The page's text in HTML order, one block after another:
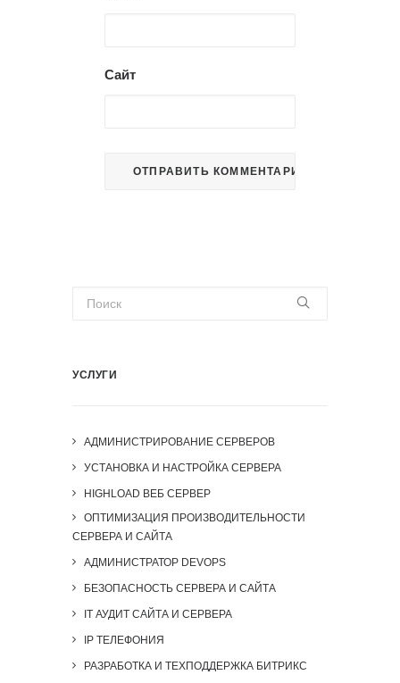
Сайт
УСЛУГИ
АДМИНИСТРИРОВАНИЕ СЕРВЕРОВ
УСТАНОВКА И НАСТРОЙКА СЕРВЕРА
HIGHLOAD ВЕБ СЕРВЕР
ОПТИМИЗАЦИЯ ПРОИЗВОДИТЕЛЬНОСТИ
СЕРВЕРА И САЙТА
АДМИНИСТРАТОР DEVOPS
БЕЗОПАСНОСТЬ СЕРВЕРА И САЙТА
IT АУДИТ САЙТА И СЕРВЕРА
IP ТЕЛЕФОНИЯ
РАЗРАБОТКА И ТЕХПОДДЕРЖКА БИТРИКС